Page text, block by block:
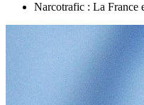
Narcotrafic : La France